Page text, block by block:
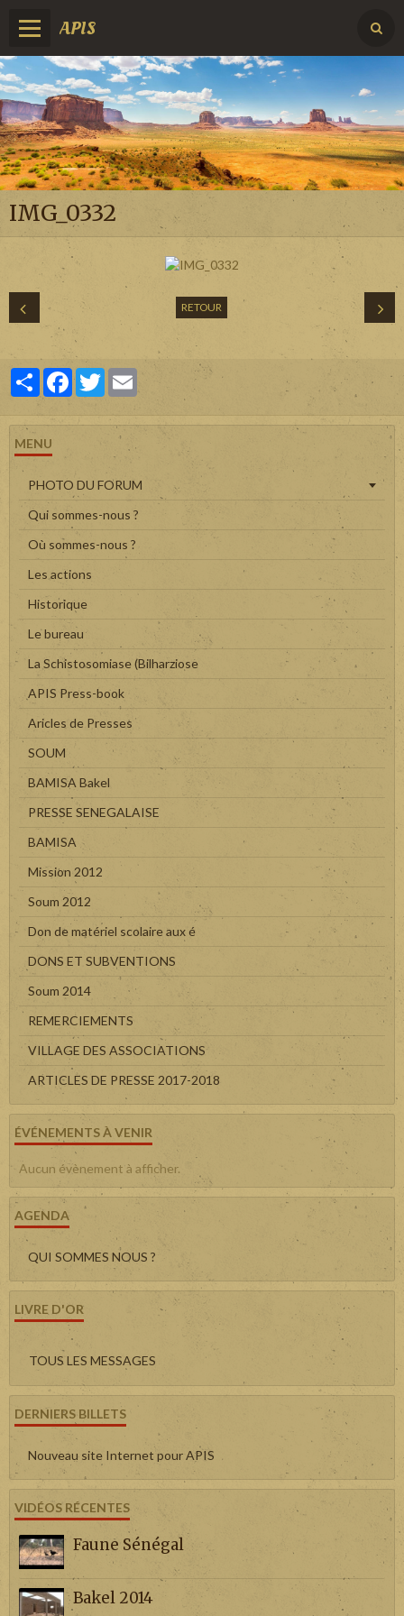
APIS
IMG_0332
RETOUR
PartagerFacebook
Twitter
MENU
PHOTO DU FORUM
Qui sommes-nous ?
Où sommes-nous ?
Les actions
Historique
Le bureau
La Schistosomiase (Bilharziose
APIS Press-book
Aricles de Presses
SOUM
BAMISA Bakel
PRESSE SENEGALAISE
BAMISA
Mission 2012
Soum 2012
Don de matériel scolaire aux é
DONS ET SUBVENTIONS
Soum 2014
REMERCIEMENTS
VILLAGE DES ASSOCIATIONS
ARTICLES DE PRESSE 2017-2018
ÉVÉNEMENTS À VENIR
Aucun évènement à afficher.
AGENDA
QUI SOMMES NOUS ?
LIVRE D'OR
TOUS LES MESSAGES
DERNIERS BILLETS
Nouveau site Internet pour APIS
VIDÉOS RÉCENTES
Faune Sénégal
Bakel 2014